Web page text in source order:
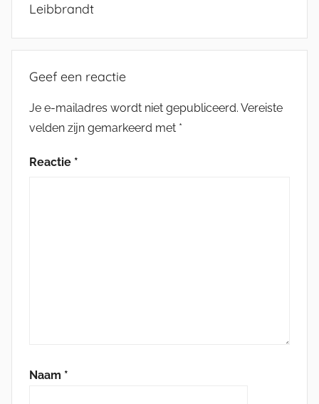
Leibbrandt
Geef een reactie
Je e-mailadres wordt niet gepubliceerd. Vereiste
velden zijn gemarkeerd met *
Reactie *
Naam *